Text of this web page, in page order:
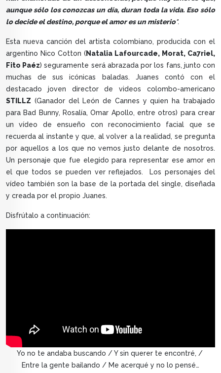
aunque sólo los conozcas un día, duran toda la vida. Eso sólo
lo decide el destino, porque el amor es un misterio".
Esta nueva canción del artista colombiano, producida con el
argentino Nico Cotton (Natalia Lafourcade, Morat, Ca7riel,
Fito Paéz) seguramente será abrazada por los fans, junto con
muchas de sus icónicas baladas. Juanes contó con el
destacado joven director de videos colombo-americano
STILLZ (Ganador del León de Cannes y quien ha trabajado
para Bad Bunny, Rosalía, Omar Apollo, entre otros) para crear
un vídeo de ensueño con reconocimiento facial que se
recuerda al instante y que, al volver a la realidad, se pregunta
por aquellos a los que no vemos justo delante de nosotros.
Un personaje que fue elegido para representar ese amor en
el que todos se pueden ver reflejados. Los personajes del
vídeo también son la base de la portada del single, diseñada
y creada por el propio Juanes.
Disfrútalo a continuación:
Yo no te andaba buscando / Y sin querer te encontré, /
Entre la gente bailando / Me acerqué y no lo pensé…